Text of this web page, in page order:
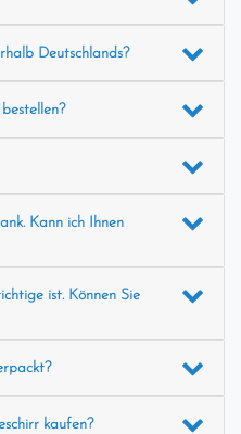
Deutschlands?
Kann ich Ihnen
ist. Können Sie
kaufen?